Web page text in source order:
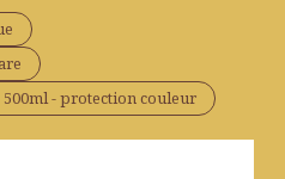
- protection couleur